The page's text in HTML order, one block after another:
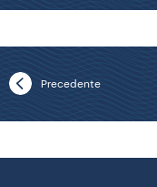
Precedente